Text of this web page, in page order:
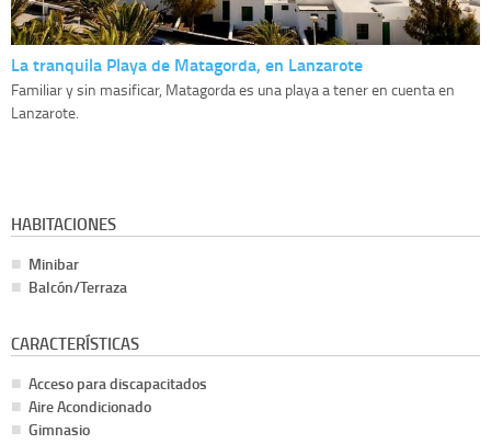
La tranquila Playa de Matagorda, en Lanzarote
Familiar y sin masificar, Matagorda es una playa a tener en cuenta en
Lanzarote.
HABITACIONES
Minibar
Balcón/Terraza
CARACTERÍSTICAS
Acceso para discapacitados
Aire Acondicionado
Gimnasio